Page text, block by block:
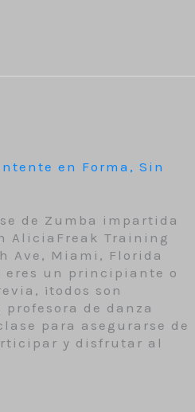
en Forma , Sin
de Zumba impartida
AliciaFreak Training
Ave, Miami, Florida
eres un principiante o
¡todos son
de danza
para asegurarse de
y disfrutar al